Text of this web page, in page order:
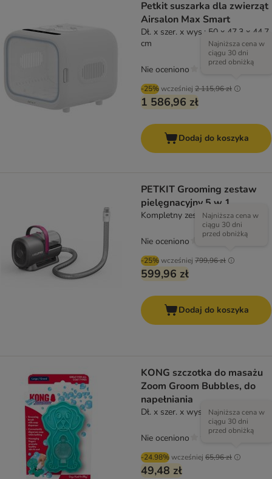
Petkit suszarka dla zwierząt
Airsalon Max Smart
Dł. x szer. x wys.: 50 x 47,3 x 44,7
cm
-25%wcześniej 2 115,96 zł
Najniższa cena w
ciągu 30 dni
przed obniżką
1 586,96 zł
Nie oceniono
Dodaj do koszyka
PETKIT Grooming zestaw
pielęgnacyjny 5 w 1
Kompletny zestaw
-25%wcześniej 799,96 zł
Najniższa cena w
ciągu 30 dni
przed obniżką
599,96 zł
Nie oceniono
Dodaj do koszyka
KONG szczotka do masażu
Zoom Groom Bubbles, do
napełniania
Dł. x szer. x wys.: 11,4 x 7 x 7 cm
-24.98%wcześniej 65,96 zł
Najniższa cena w
ciągu 30 dni
przed obniżką
49,48 zł
Nie oceniono